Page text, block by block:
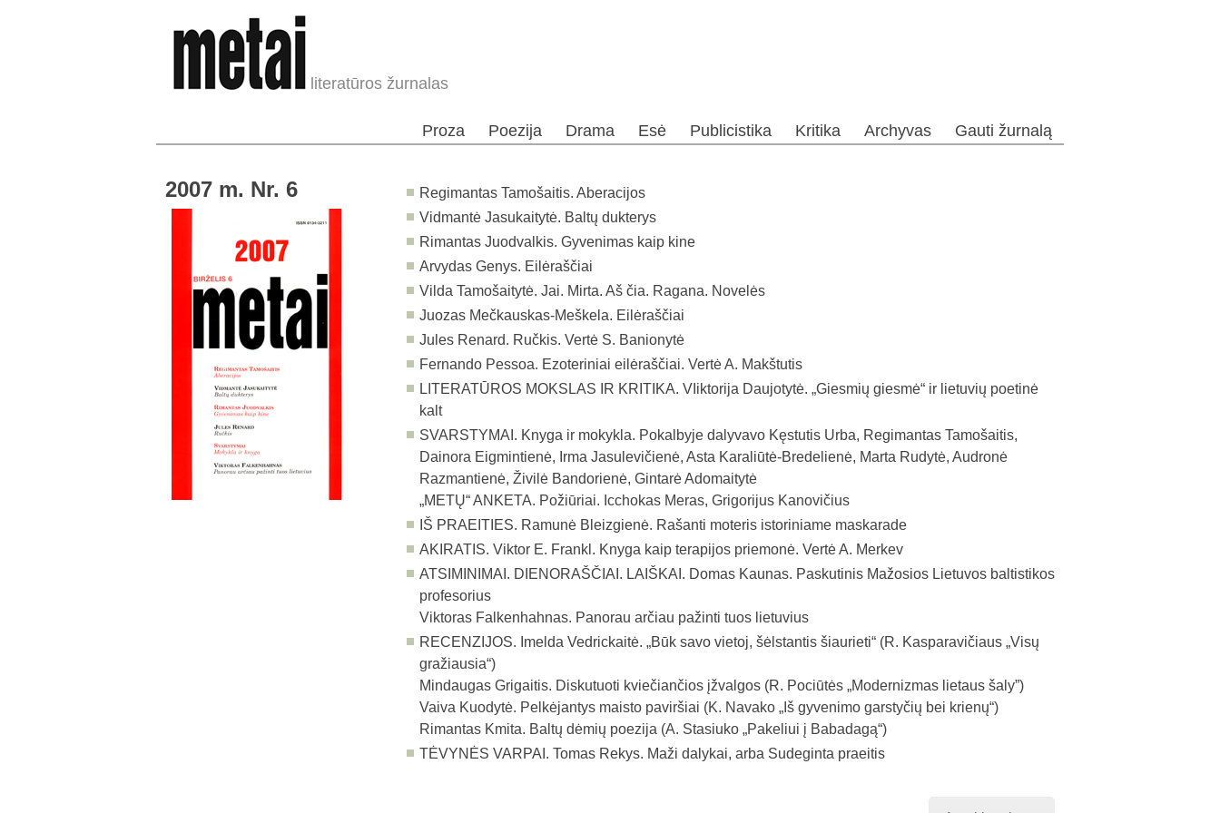
literatūros žurnalas
Proza Poezija Drama Esė Publicistika Kritika Archyvas Gauti žurnalą
2007 m. Nr. 6
Regimantas Tamošaitis. Aberacijos
Vidmantė Jasukaitytė. Baltų dukterys
Rimantas Juodvalkis. Gyvenimas kaip kine
Arvydas Genys. Eilėraščiai
Vilda Tamošaitytė. Jai. Mirta. Aš čia. Ragana. Novelės
Juozas Mečkauskas-Meškela. Eilėraščiai
Jules Renard. Ručkis. Vertė S. Banionytė
Fernando Pessoa. Ezoteriniai eilėraščiai. Vertė A. Makštutis
LITERATŪROS MOKSLAS IR KRITIKA. VIiktorija Daujotytė. „Giesmių giesmė“ ir lietuvių poetinė
kalt
SVARSTYMAI. Knyga ir mokykla. Pokalbyje dalyvavo Kęstutis Urba, Regimantas Tamošaitis,
Dainora Eigmintienė, Irma Jasulevičienė, Asta Karaliūtė-Bredelienė, Marta Rudytė, Audronė
Razmantienė, Živilė Bandorienė, Gintarė Adomaitytė
„METŲ“ ANKETA. Požiūriai. Icchokas Meras, Grigorijus Kanovičius
IŠ PRAEITIES. Ramunė Bleizgienė. Rašanti moteris istoriniame maskarade
AKIRATIS. Viktor E. Frankl. Knyga kaip terapijos priemonė. Vertė A. Merkev
ATSIMINIMAI. DIENORAŠČIAI. LAIŠKAI. Domas Kaunas. Paskutinis Mažosios Lietuvos baltistikos
profesorius
Viktoras Falkenhahnas. Panorau arčiau pažinti tuos lietuvius
RECENZIJOS. Imelda Vedrickaitė. „Būk savo vietoj, šėlstantis šiaurieti“ (R. Kasparavičiaus „Visų
gražiausia“)
Mindaugas Grigaitis. Diskutuoti kviečiančios įžvalgos (R. Pociūtės „Modernizmas lietaus šaly”)
Vaiva Kuodytė. Pelkėjantys maisto paviršiai (K. Navako „Iš gyvenimo garstyčių bei krienų“)
Rimantas Kmita. Baltų dėmių poezija (A. Stasiuko „Pakeliui į Babadagą“)
TĖVYNĖS VARPAI. Tomas Rekys. Maži dalykai, arba Sudeginta praeitis